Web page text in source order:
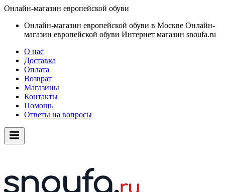
Онлайн-магазин европейской обуви
Онлайн-магазин европейской обуви в Москве Онлайн-
магазин европейской обуви Интернет магазин snoufa.ru
О нас
Доставка
Оплата
Возврат
Магазины
Контакты
Помощь
Ответы на вопросы